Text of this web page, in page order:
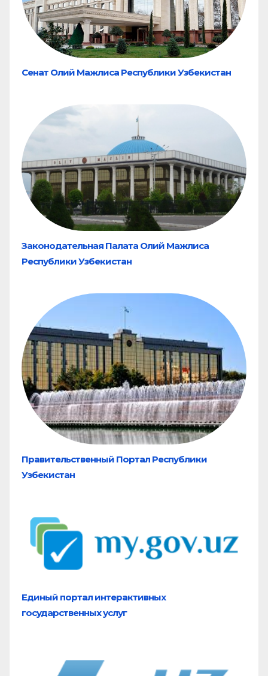
Сенат Олий Мажлиса Республики Узбекистан
Законодательная Палата Олий Мажлиса
Республики Узбекистан
Правительственный Портал Республики
Узбекистан
Единый портал интерактивных
государственных услуг